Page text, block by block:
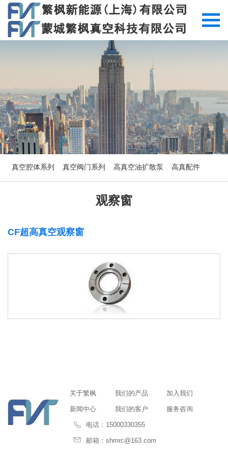
切
导
真空腔体系列 真空阀门系列 高真空油扩散泵 高真配件
观察窗
CF超高真空观察窗
关于繁枫 我们的产品 加入我们
新闻中心 我们的客户 服务咨询
电话：15000330355
邮箱：shmrc@163.com